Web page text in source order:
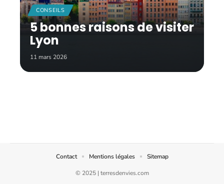
CONSEILS
5 bonnes raisons de visiter
Lyon
11 mars 2026
© 2025 | terresdenvies.com
Contact Mentions légales Sitemap